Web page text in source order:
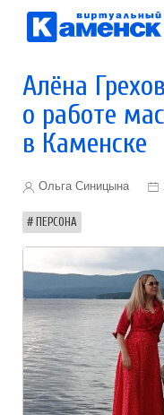
Алёна
о работе
в Каменске
Ольга Синицына
ПЕРСОНА